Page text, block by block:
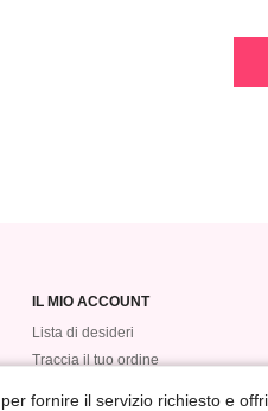
IL MIO ACCOUNT
Lista di desideri
Traccia il tuo ordine
fornire il servizio richiesto e